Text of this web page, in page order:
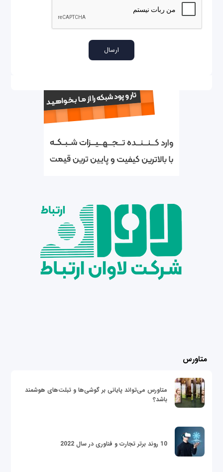
متاورس
متاورس می‌تواند پایانی بر گوشی‌ها و تبلت‌های هوشمند
باشد؟
10 روند برتر تجارت و فناوری در سال 2022